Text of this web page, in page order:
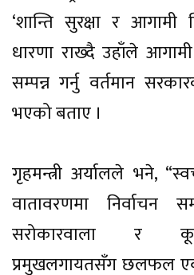
‘शान्ति सुरक्षा र आगामी
धारणा राख्दै उहाँले
सम्पन्न गर्नु वर्तमान
भएको बताए ।
गृहमन्त्री अर्यालले भने,
वातावरणमा निर्वाचन
सरोकारवाला र
प्रमुखलगायतसँग छलफल एवं